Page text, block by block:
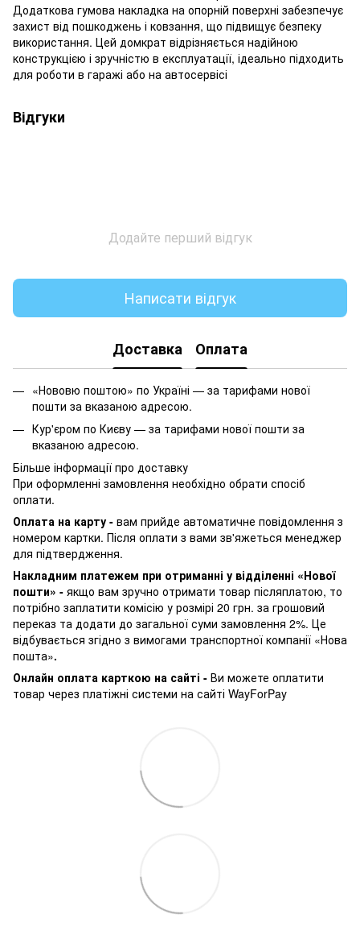
Додаткова гумова накладка на опорній поверхні забезпечує
захист від пошкоджень і ковзання, що підвищує безпеку
використання. Цей домкрат відрізняється надійною
конструкцією і зручністю в експлуатації, ідеально підходить
для роботи в гаражі або на автосервісі
Відгуки
Додайте перший відгук
Написати відгук
Доставка Оплата
«Нововю поштою» по Україні — за тарифами нової
пошти за вказаною адресою.
Кур'єром по Києву — за тарифами нової пошти за
вказаною адресою.
Більше інформації про доставку
При оформленні замовлення необхідно обрати спосіб
оплати.
Оплата на карту - вам прийде автоматичне повідомлення з
номером картки. Після оплати з вами зв'яжеться менеджер
для підтвердження.
Накладним платежем при отриманні у відділенні «Нової
пошти» - якщо вам зручно отримати товар післяплатою, то
потрібно заплатити комісію у розмірі 20 грн. за грошовий
переказ та додати до загальної суми замовлення 2%. Це
відбувається згідно з вимогами транспортної компанії «Нова
пошта».
Онлайн оплата карткою на сайті - Ви можете оплатити
товар через платіжні системи на сайті WayForPay